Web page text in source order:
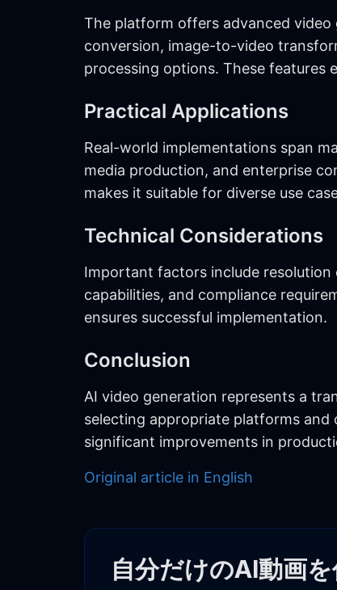
The platform offers advanced
conversion, image-to-video
processing options. These features
Practical Applications
Real-world implementations span
media production, and enterprise
makes it suitable for diverse use
Technical Considerations
Important factors include resolution
capabilities, and compliance
ensures successful implementation.
Conclusion
AI video generation represents a
selecting appropriate platforms
significant improvements in
Original article in English
自分だけのAI動画